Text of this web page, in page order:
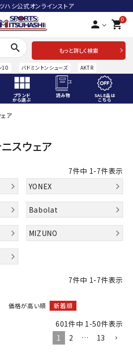
ハシ公式オンラインストア
person 0
shopping_cart
search
もっと詳しく検索
10 バドミントンシューズ AKTR
ブランド
から選ぶ
読み物 SALE品は
こちら
ア
スウェア
7件中 1-7件表示
YONEX
Babolat
MIZUNO
7件中 1-7件表示
価格が高い順 新着順
601件中 1-50件表示
1
2 … 13